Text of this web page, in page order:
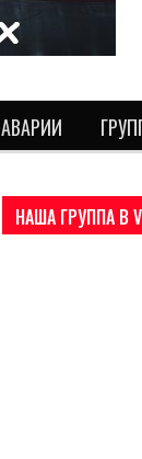
АВАРИИ
НАША ГРУППА В